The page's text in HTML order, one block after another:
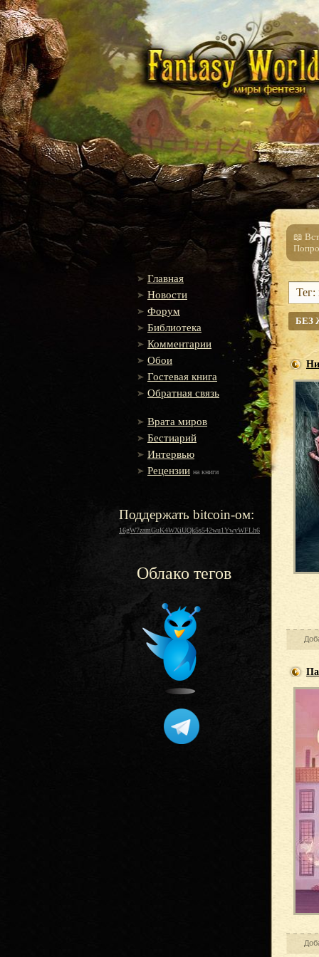
Главная
Новости
Форум
Библиотека
Комментарии
Обои
Гостевая книга
Обратная связь
Врата миров
Бестиарий
Интервью
Рецензии на книги
Поддержать bitcoin-ом:
16gW7zamGuK4WXiUQk5s542wu1YwyWFLh6
Облако тегов
📖
Тег:
БЕЗ